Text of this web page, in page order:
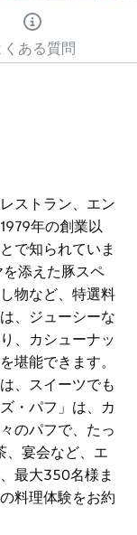
くある質問
ストラン、エン
年の創業以
で知られていま
添えた豚スペ
物など、特選料
、ジューシーな
、カシューナッ
堪能できます。
、スイーツでも
・パフ」は、カ
のパフで、たっ
、宴会など、エ
最大350名様ま
料理体験をお約